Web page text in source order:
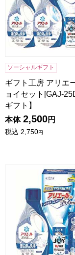
ソーシャルギフト
ギフト工房 アリエ
ョイセット[GAJ-
ギフト】
本体 2,500円
税込 2,750円
ギフト工房 アリエ